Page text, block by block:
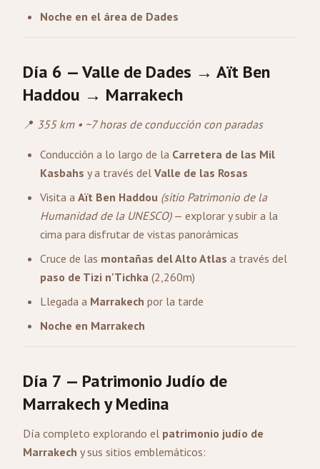
Noche en el área de Dades
Día 6 — Valle de Dades → Aït Ben
Haddou → Marrakech
📍 355 km • ~7 horas de conducción con paradas
Conducción a lo largo de la Carretera de las Mil
Kasbahs y a través del Valle de las Rosas
Visita a Aït Ben Haddou (sitio Patrimonio de la
Humanidad de la UNESCO)— explorar y subir a la
cima para disfrutar de vistas panorámicas
Cruce de las montañas del Alto Atlas a través del
paso de Tizi n'Tichka (2,260m)
Llegada a Marrakech por la tarde
Noche en Marrakech
Día 7 — Patrimonio Judío de
Marrakech y Medina
Día completo explorando el patrimonio judío de
Marrakech y sus sitios emblemáticos: